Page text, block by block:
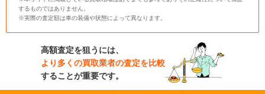
するものではありません。
※実際の査定額は車の装備や状態によって異なります。
高額査定を狙うには、
より多くの買取業者の査定を比較
することが重要です。